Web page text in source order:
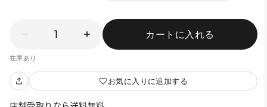
1 カートに入れる
在庫あり
お気に入りに追加する